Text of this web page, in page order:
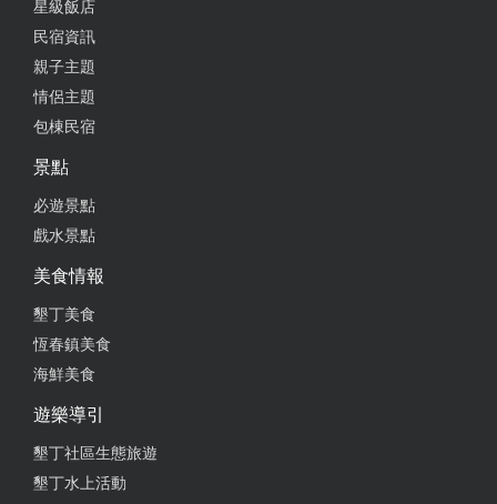
星級飯店
民宿資訊
親子主題
情侶主題
包棟民宿
景點
必遊景點
戲水景點
美食情報
墾丁美食
恆春鎮美食
海鮮美食
遊樂導引
墾丁社區生態旅遊
墾丁水上活動